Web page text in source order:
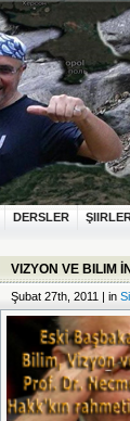
DERSLER
VIZYON VE BILIM
Şubat 27th, 2011 | in